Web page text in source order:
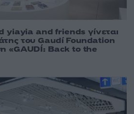
yiayia and friends γίνεται
του Gaudí Foundation
«GAUDÍ: Back to the